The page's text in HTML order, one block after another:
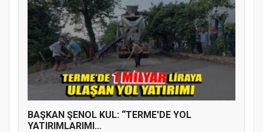
BAŞKAN ŞENOL KUL: “TERME'DE YOL
YATIRIMLARIMI...